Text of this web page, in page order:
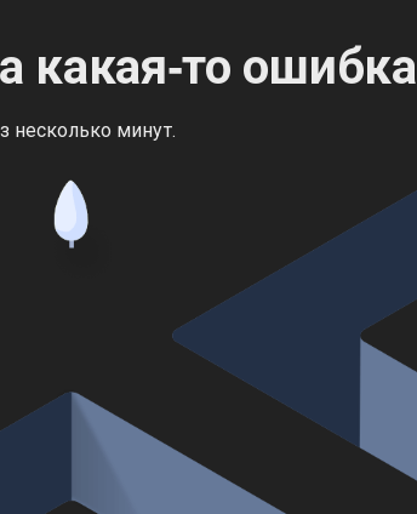
какая‑то ошибка
несколько минут.